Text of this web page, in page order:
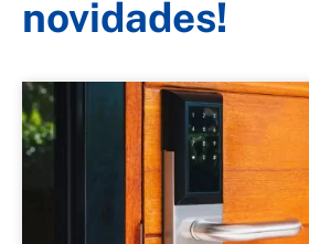
novidades!